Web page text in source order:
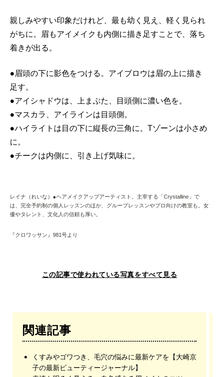
親しみやすい印象だけれど、最も幼く見え、軽く見られ
がちに。眉もアイメイクも内側に描き足すことで、落ち
着きが出る。
●眉頭の下に影色をつける。アイブロウは眉の上に描き
足す。
●アイシャドウは、上まぶた、目頭側に濃い色を。
●マスカラ、アイラインは目頭側。
●ハイライトは目の下に縦長の三角に。Tゾーンは小さめ
に。
●チークは内側に、引き上げ気味に。
レイナ（れいな）●ヘアメイクアップアーティスト。主宰する「Crystalline」で
は、完全予約制の個人レッスンのほか、グループレッスンやプロ向けの教室も。女
優やタレント、文化人の信頼も厚い。
『クロワッサン』981号より
この記事で使われている写真をすべて見る
関連記事
くすみやゴワつき、毛穴の悩みに最新ケアを【大崎京
子の最新ビューティージャーナル】